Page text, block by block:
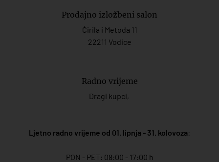
Prodajno izložbeni salon
Ćirila i Metoda 11
22211 Vodice
Radno vrijeme
Dragi kupci,
Ljetno radno vrijeme od 01. lipnja - 31. kolovoza:
PON - PET: 08:00 - 17:00 h